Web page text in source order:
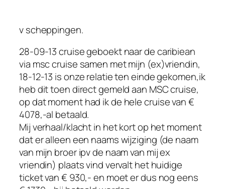
v scheppingen.
28-09-13 cruise geboekt naar de caribiean
via msc cruise samen met mijn (ex)vriendin,
18-12-13 is onze relatie ten einde gekomen,ik
heb dit toen direct gemeld aan MSC cruise,
op dat moment had ik de hele cruise van €
4078,-al betaald.
Mij verhaal/klacht in het kort op het moment
dat er alleen een naams wijziging (de naam
van mijn broer ipv de naam van mij ex
vriendin) plaats vind vervalt het huidige
ticket van € 930,- en moet er dus nog eens